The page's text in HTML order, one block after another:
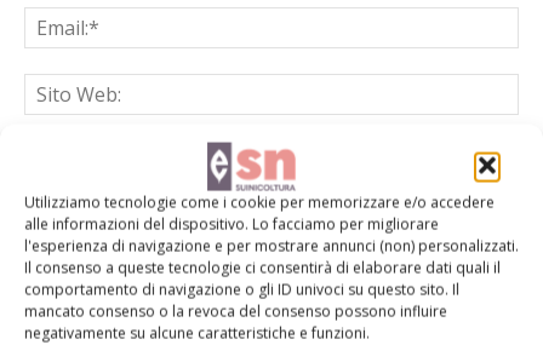
Utilizziamo tecnologie come i cookie per memorizzare e/o accedere
alle informazioni del dispositivo. Lo facciamo per migliorare
l'esperienza di navigazione e per mostrare annunci (non) personalizzati.
Il consenso a queste tecnologie ci consentirà di elaborare dati quali il
comportamento di navigazione o gli ID univoci su questo sito. Il
mancato consenso o la revoca del consenso possono influire
negativamente su alcune caratteristiche e funzioni.
Salva il mio nome, email e sito web in questo browser per la
prossima volta che commento.